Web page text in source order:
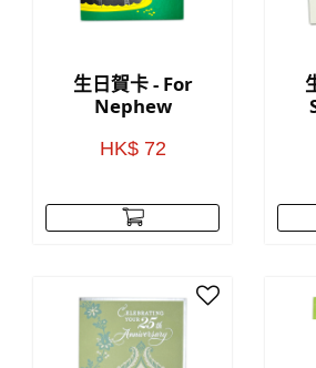
生日賀卡 - For
Nephew
HK$ 72